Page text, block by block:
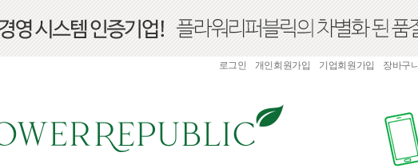
로그인 개인회원가입 기업회원가입 장바구니